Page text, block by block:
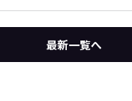
最新一覧へ